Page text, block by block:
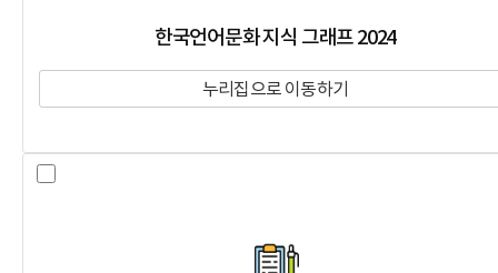
한국언어문화 지식 그래프 2024
누리집으로 이동하기